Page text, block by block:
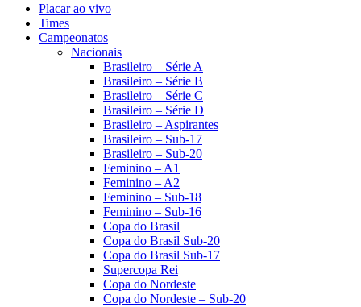
Placar ao vivo
Times
Campeonatos
Nacionais
Brasileiro – Série A
Brasileiro – Série B
Brasileiro – Série C
Brasileiro – Série D
Brasileiro – Aspirantes
Brasileiro – Sub-17
Brasileiro – Sub-20
Feminino – A1
Feminino – A2
Feminino – Sub-18
Feminino – Sub-16
Copa do Brasil
Copa do Brasil Sub-20
Copa do Brasil Sub-17
Supercopa Rei
Copa do Nordeste
Copa do Nordeste – Sub-20